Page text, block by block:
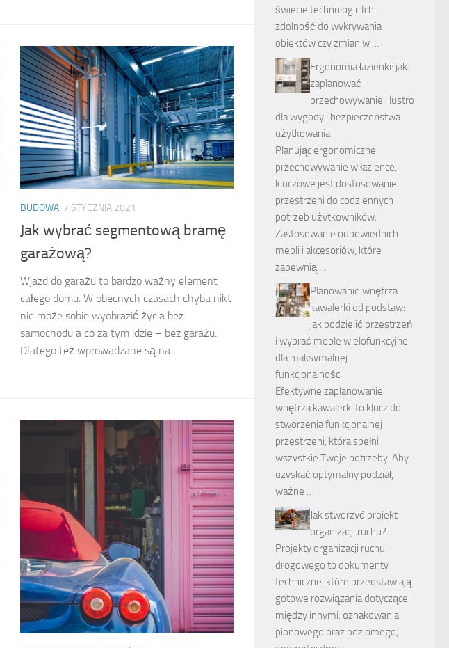
BUDOWA 7 STYCZNIA 2021
Jak wybrać segmentową bramę
garażową?
Wjazd do garażu to bardzo ważny element
całego domu. W obecnych czasach chyba nikt
nie może sobie wyobrazić życia bez
samochodu a co za tym idzie – bez garażu.
Dlatego też wprowadzane są na...
świecie technologii. Ich
zdolność do wykrywania
obiektów czy zmian w …
Ergonomia łazienki: jak
zaplanować
przechowywanie i lustro
dla wygody i bezpieczeństwa
użytkowania
Planując ergonomiczne
przechowywanie w łazience,
kluczowe jest dostosowanie
przestrzeni do codziennych
potrzeb użytkowników.
Zastosowanie odpowiednich
mebli i akcesoriów, które
zapewnią …
Planowanie wnętrza
kawalerki od podstaw:
jak podzielić przestrzeń
i wybrać meble wielofunkcyjne
dla maksymalnej
funkcjonalności
Efektywne zaplanowanie
wnętrza kawalerki to klucz do
stworzenia funkcjonalnej
przestrzeni, która spełni
wszystkie Twoje potrzeby. Aby
uzyskać optymalny podział,
ważne …
Jak stworzyć projekt
organizacji ruchu?
Projekty organizacji ruchu
drogowego to dokumenty
techniczne, które przedstawiają
gotowe rozwiązania dotyczące
między innymi: oznakowania
pionowego oraz poziomego,